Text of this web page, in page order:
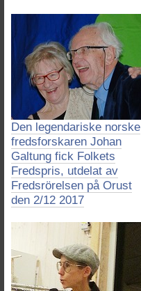
Den legendariske norske
fredsforskaren Johan
Galtung fick Folkets
Fredspris, utdelat av
Fredsrörelsen på Orust
den 2/12 2017